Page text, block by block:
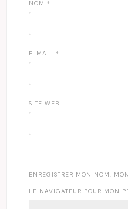
NOM *
E-MAIL *
SITE WEB
ENREGISTRER MON NOM,
LE NAVIGATEUR POUR MON